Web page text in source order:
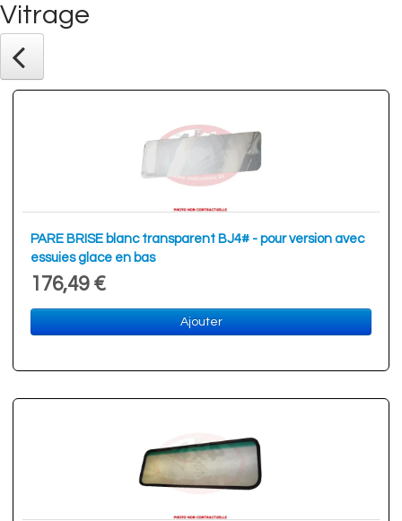
Vitrage
PARE BRISE blanc transparent BJ4# - pour version avec
essuies glace en bas
176,49 €
Ajouter